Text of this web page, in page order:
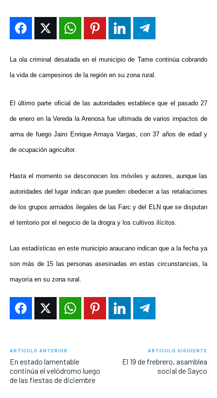
EN VIVO
NOSOTROS
INSTITUCIONAL
EN VIVO
NOSOTROS
INSTITUCIONAL
EN VIVO
NOSOTROS
INSTITUCIONAL
EN VIVO
NOSOTROS
INSTITUCIONAL
La ola criminal desatada en el municipio de Tame continúa cobrando
la vida de campesinos de la región en su zona rural.
El último parte oficial de las autoridades establece que el pasado 27
de enero en la Vereda la Arenosa fue ultimada de varios impactos de
arma de fuego Jairo Enrique Amaya Vargas, con 37 años de edad y
de ocupación agricultor.
Hasta el momento se desconocen los móviles y autores, aunque las
autoridades del lugar indican que pueden obedecer a las retaliaciones
de los grupos armados ilegales de las Farc y del ELN que se disputan
el territorio por el negocio de la drogra y los cultivos ilícitos.
Las estadísticas en este municipio araucano indican que a la fecha ya
son más de 15 las personas asesinadas en estas circunstancias, la
mayoría en su zona rural.
ARTÍCULO ANTERIOR
En estado lamentable
continúa el velódromo luego
de las fiestas de diciembre
ARTÍCULO SIGUIENTE
El 19 de frebrero, asamblea
social de Sayco